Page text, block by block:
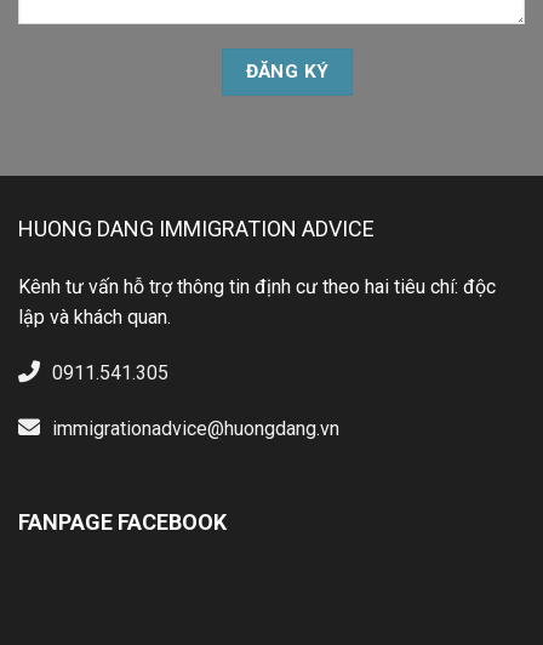
HUONG DANG IMMIGRATION ADVICE
Kênh tư vấn hỗ trợ thông tin định cư theo hai tiêu chí: độc
lập và khách quan.
0911.541.305
immigrationadvice@huongdang.vn
FANPAGE FACEBOOK